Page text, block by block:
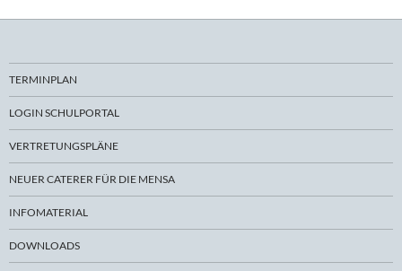
TERMINPLAN
LOGIN SCHULPORTAL
VERTRETUNGSPLÄNE
NEUER CATERER FÜR DIE MENSA
INFOMATERIAL
DOWNLOADS